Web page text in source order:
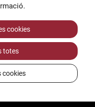
cookies
totes
cookies